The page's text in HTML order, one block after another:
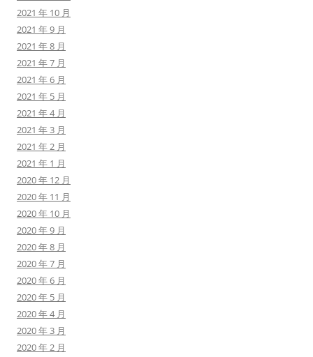
2021 年 10 月
2021 年 9 月
2021 年 8 月
2021 年 7 月
2021 年 6 月
2021 年 5 月
2021 年 4 月
2021 年 3 月
2021 年 2 月
2021 年 1 月
2020 年 12 月
2020 年 11 月
2020 年 10 月
2020 年 9 月
2020 年 8 月
2020 年 7 月
2020 年 6 月
2020 年 5 月
2020 年 4 月
2020 年 3 月
2020 年 2 月